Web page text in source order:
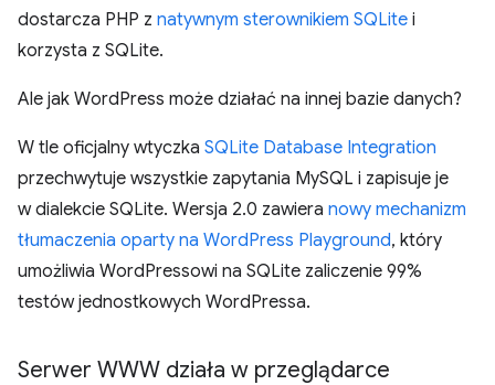
dostarcza PHP z natywnym sterownikiem SQLite i
korzysta z SQLite.
Ale jak WordPress może działać na innej bazie danych?
W tle oficjalny wtyczka SQLite Database Integration
przechwytuje wszystkie zapytania MySQL i zapisuje je
w dialekcie SQLite. Wersja 2.0 zawiera nowy mechanizm
tłumaczenia oparty na WordPress Playground, który
umożliwia WordPressowi na SQLite zaliczenie 99%
testów jednostkowych WordPressa.
Serwer WWW działa w przeglądarce